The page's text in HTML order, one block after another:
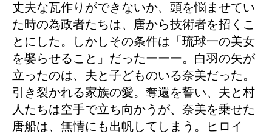
丈夫な瓦作りができないか、頭を悩ませてい
た時の為政者たちは、唐から技術者を招くこ
とにした。しかしその条件は「琉球一の美女
を娶らせること」だったーーー。白羽の矢が
立ったのは、夫と子どものいる奈美だった。
引き裂かれる家族の愛。奪還を誓い、夫と村
人たちは空手で立ち向かうが、奈美を乗せた
唐船は、無情にも出帆してしまう。ヒロイ